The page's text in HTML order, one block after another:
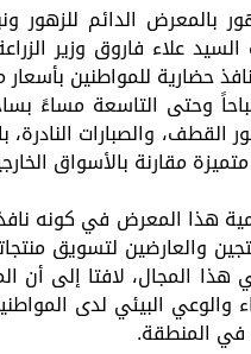
الدائم للزهور
علاء فاروق وزير
حضارية للمواطنين
وحتى التاسعة مساءً
والصبارات النادرة،
مقارنة بالأسواق
هذا المعرض في كونه
والعارضين لتسويق
المجال، لافتا إلى أن
والوعي البيئي لدى
في المنطقة.